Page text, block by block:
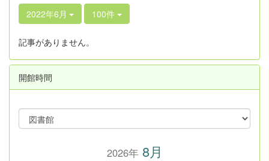
2022年6月 100件
記事がありません。
開館時間
2026年8月